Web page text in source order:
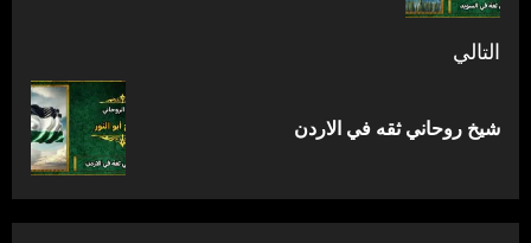
التالي
المقالة
شيخ روحاني ثقه في الاردن